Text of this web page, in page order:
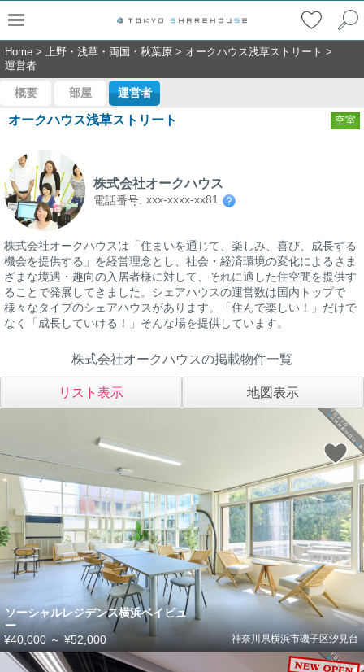
Home > 上野・浅草・両国・秋葉原 > オークハウス浅草ストリート >
運営者
概要 部屋 運営者
オークハウス浅草ストリート 空室
株式会社オークハウス
電話番号: xxx-xxxx-xx81
株式会社オークハウスは「住まいを通じて、楽しみ、喜び、成長する
機会を提供する」を経営理念とし、社会・経済環境の変化によるさま
ざまな境遇・趣向の入居者様に対して、それに適した住空間を提供す
ることで発展してきました。シェアハウスの運営数は国内トップで
様々なタイプのシェアハウスがあります。「住んで楽しい！」だけで
なく「成長していける！」そんな場を提供しています。
株式会社オークハウスの掲載物件一覧
リスト表示 地図表示
ソーシャルレジデンス横浜ベイビュ
ー
神奈川県横浜市磯子区汐見台
¥40,000～¥52,000